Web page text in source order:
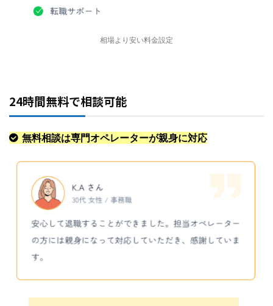
相場より安い料金設定
24時間無料で相談可能
無料相談は専門オペレーターが親身に対応